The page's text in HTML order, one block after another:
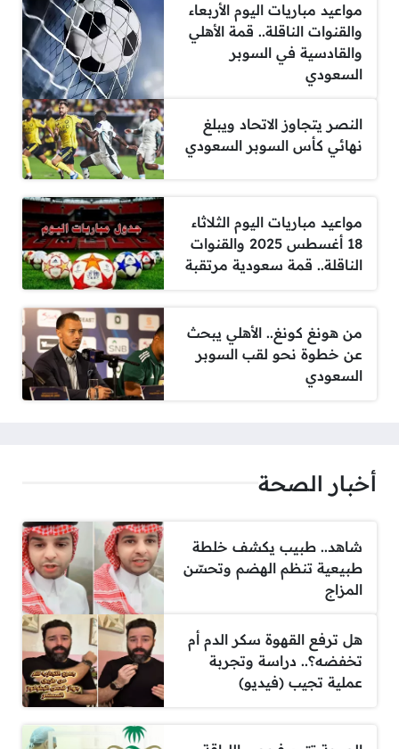
مواعيد مباريات اليوم الأربعاء
والقنوات الناقلة.. قمة الأهلي
والقادسية في السوبر
السعودي
النصر يتجاوز الاتحاد ويبلغ
نهائي كأس السوبر السعودي
مواعيد مباريات اليوم الثلاثاء
18 أغسطس 2025 والقنوات
الناقلة.. قمة سعودية مرتقبة
من هونغ كونغ.. الأهلي يبحث
عن خطوة نحو لقب السوبر
السعودي
أخبار الصحة
شاهد.. طبيب يكشف خلطة
طبيعية تنظم الهضم وتحسّن
المزاج
هل ترفع القهوة سكر الدم أم
تخفضه؟.. دراسة وتجربة
عملية تجيب (فيديو)